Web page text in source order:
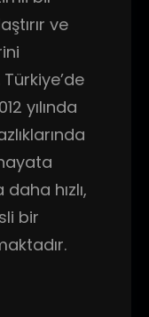
ve
yılında
hızlı,
bir